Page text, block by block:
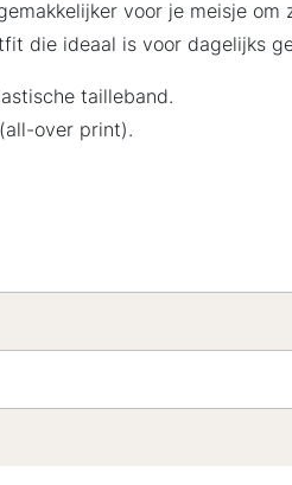
voor je meisje
die ideaal is voor dagelijks
tailleband.
over print).